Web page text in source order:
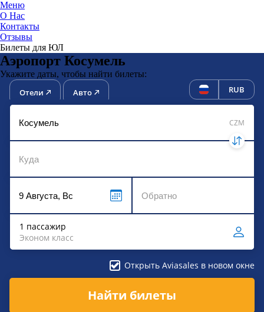
Меню
О Нас
Контакты
Отзывы
Билеты для ЮЛ
Аэропорт Косумель
Укажите даты, чтобы найти билеты:
Отели Авто RUB
CZM
1 пассажир
Эконом класс
Открыть Aviasales в новом окне
Найти билеты